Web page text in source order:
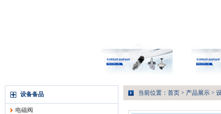
设备备品
电磁阀
当前位置： 首页 > 产品展示 >